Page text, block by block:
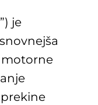
je
motorne